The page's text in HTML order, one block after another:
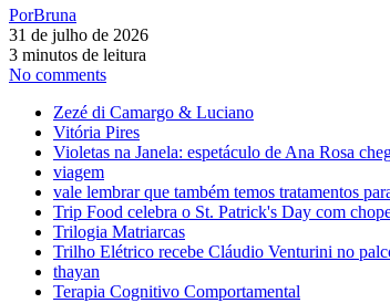
PorBruna
31 de julho de 2026
3 minutos de leitura
No comments
Zezé di Camargo & Luciano
Vitória Pires
Violetas na Janela: espetáculo de Ana Rosa
viagem
vale lembrar que também temos tratamentos
Trip Food celebra o St. Patrick's Day com
Trilogia Matriarcas
Trilho Elétrico recebe Cláudio Venturini no
thayan
Terapia Cognitivo Comportamental